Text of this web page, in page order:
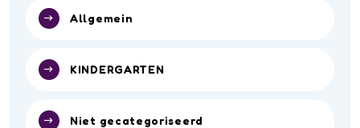
Allgemein
KINDERGARTEN
Niet gecategoriseerd